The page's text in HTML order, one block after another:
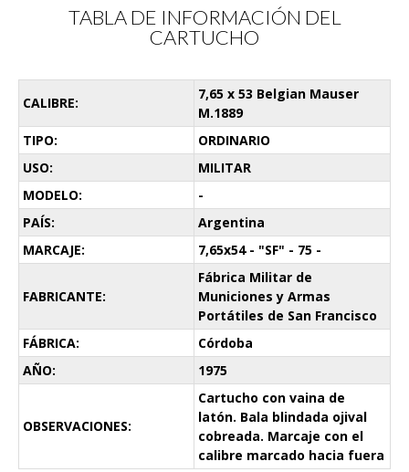
TABLA DE INFORMACIÓN DEL
CARTUCHO
CALIBRE:
7,65 x 53 Belgian Mauser
M.1889
TIPO:
ORDINARIO
USO:
MILITAR
MODELO:
-
PAÍS:
Argentina
MARCAJE:
7,65x54 - "SF" - 75 -
FABRICANTE:
Fábrica Militar de
Municiones y Armas
Portátiles de San Francisco
FÁBRICA:
Córdoba
AÑO:
1975
OBSERVACIONES:
Cartucho con vaina de
latón. Bala blindada ojival
cobreada. Marcaje con el
calibre marcado hacia fuera